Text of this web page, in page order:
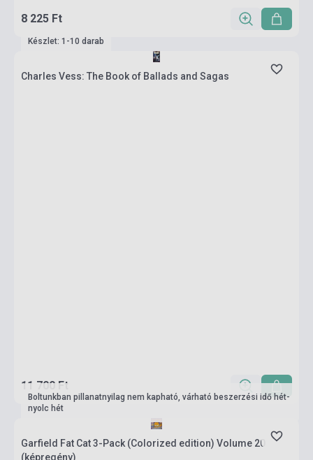
8 225 Ft
Készlet: 1-10 darab
Charles Vess: The Book of Ballads and Sagas
11 700 Ft
Boltunkban pillanatnyilag nem kapható, várható beszerzési idő hét-
nyolc hét
Garfield Fat Cat 3-Pack (Colorized edition) Volume 20
(képregény)